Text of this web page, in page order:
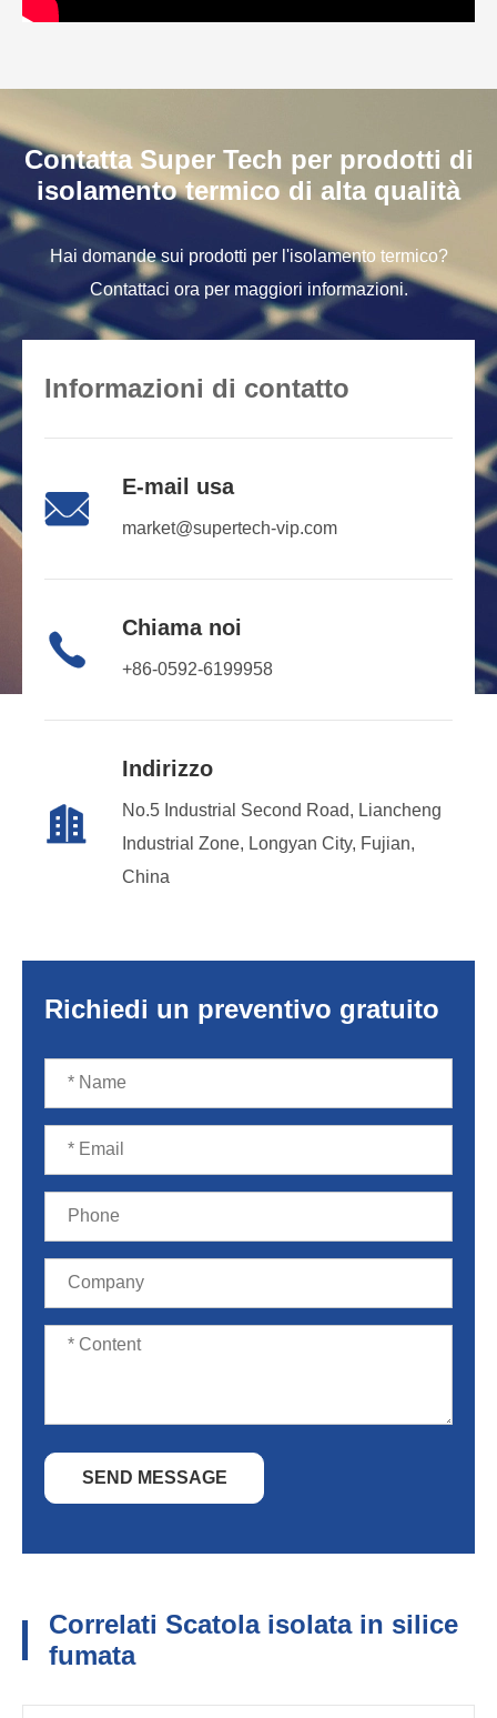
Contatta Super Tech per prodotti di
isolamento termico di alta qualità
Hai domande sui prodotti per l'isolamento termico?
Contattaci ora per maggiori informazioni.
Informazioni di contatto
 E-mail usa
market@supertech-vip.com
 Chiama noi
+86-0592-6199958

Indirizzo
No.5 Industrial Second Road, Liancheng
Industrial Zone, Longyan City, Fujian,
China
Richiedi un preventivo gratuito
SEND MESSAGE
Correlati Scatola isolata in silice
fumata